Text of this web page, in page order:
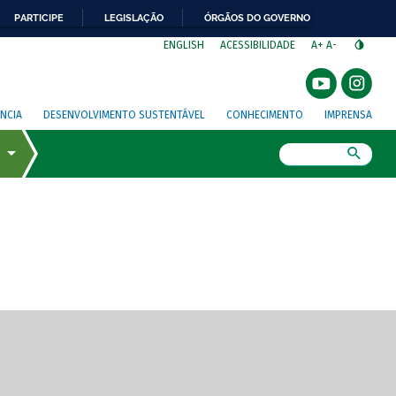
PARTICIPE LEGISLAÇÃO ÓRGÃOS DO GOVERNO
ENGLISH ACESSIBILIDADE A+ A-
DESENVOLVIMENTO SUSTENTÁVEL CONHECIMENTO IMPRENSA
de tela